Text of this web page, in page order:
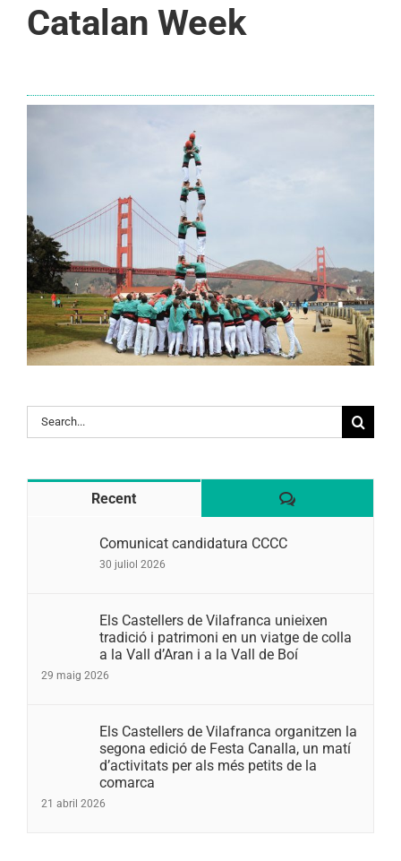
Catalan Week
Search
for:
Recent Comentaris
Comunicat candidatura CCCC
30 juliol 2026
Els Castellers de Vilafranca unieixen
tradició i patrimoni en un viatge de colla
a la Vall d’Aran i a la Vall de Boí
29 maig 2026
Els Castellers de Vilafranca organitzen la
segona edició de Festa Canalla, un matí
d’activitats per als més petits de la
comarca
21 abril 2026